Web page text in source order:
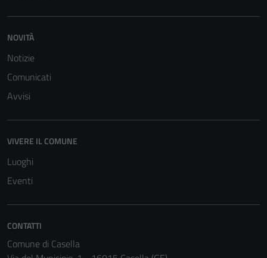
NOVITÀ
Notizie
Comunicati
Avvisi
VIVERE IL COMUNE
Luoghi
Eventi
CONTATTI
Comune di Casella